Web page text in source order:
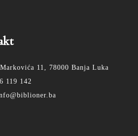
Markovića 11, 78000 Banja Luka
119 142